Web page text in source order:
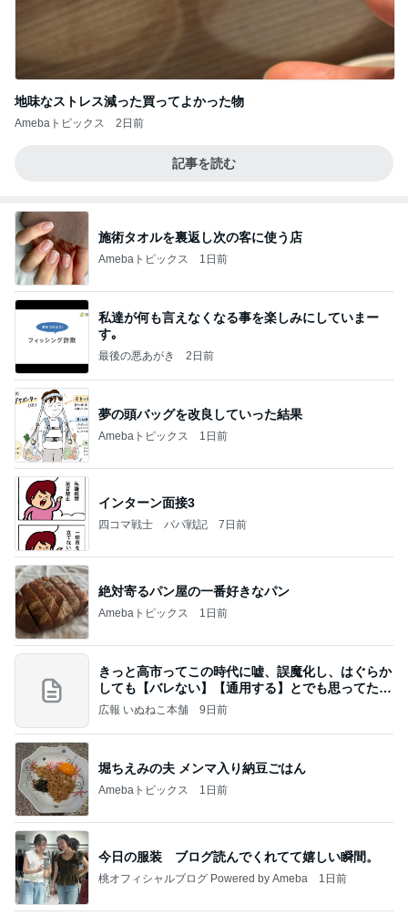
地味なストレス減った買ってよかった物
Amebaトピックス 2日前
記事を読む
施術タオルを裏返し次の客に使う店
Amebaトピックス 1日前
私達が何も言えなくなる事を楽しみにしていまー
す｡
最後の悪あがき 2日前
夢の頭バッグを改良していった結果
Amebaトピックス 1日前
インターン面接3
四コマ戦士 パパ戦記 7日前
絶対寄るパン屋の一番好きなパン
Amebaトピックス 1日前
きっと高市ってこの時代に嘘、誤魔化し、はぐらか
しても【バレない】【通用する】とでも思ってたん
だろ
広報 いぬねこ本舗 9日前
堀ちえみの夫 メンマ入り納豆ごはん
Amebaトピックス 1日前
今日の服装 ブログ読んでくれてて嬉しい瞬間。
桃オフィシャルブログ Powered by Ameba 1日前